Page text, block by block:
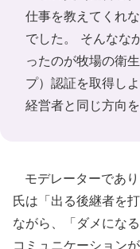
仕事を教えてくれ
でした。 そんなな
ったのが牧場の衛
プ）認証を取得し
経営者と同じ方向
モデレーターであ
氏は「出る後継者を
ながら、「ダメにな
コミュニケーション